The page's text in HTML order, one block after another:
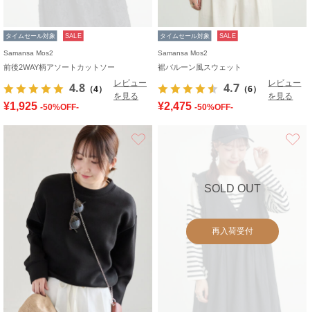
タイムセール対象 SALE
Samansa Mos2
前後2WAY柄アソートカットソー
4.8 （4）
レビュー
を見る
¥1,925 -50%OFF-
タイムセール対象 SALE
Samansa Mos2
裾バルーン風スウェット
4.7 （6）
レビュー
を見る
¥2,475 -50%OFF-
SOLD OUT
再入荷受付